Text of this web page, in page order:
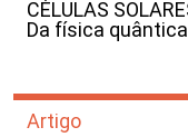
CÉLULAS
Da física
Artigo